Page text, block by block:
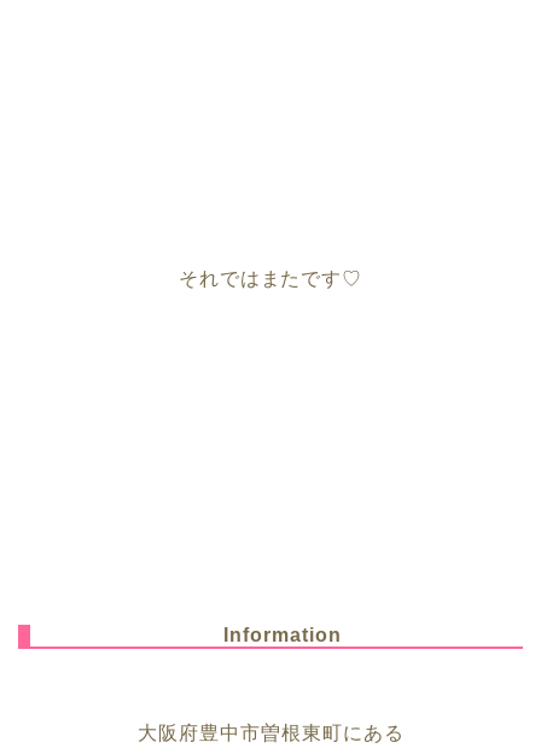
それではまたです♡
Information
大阪府豊中市曽根東町にある